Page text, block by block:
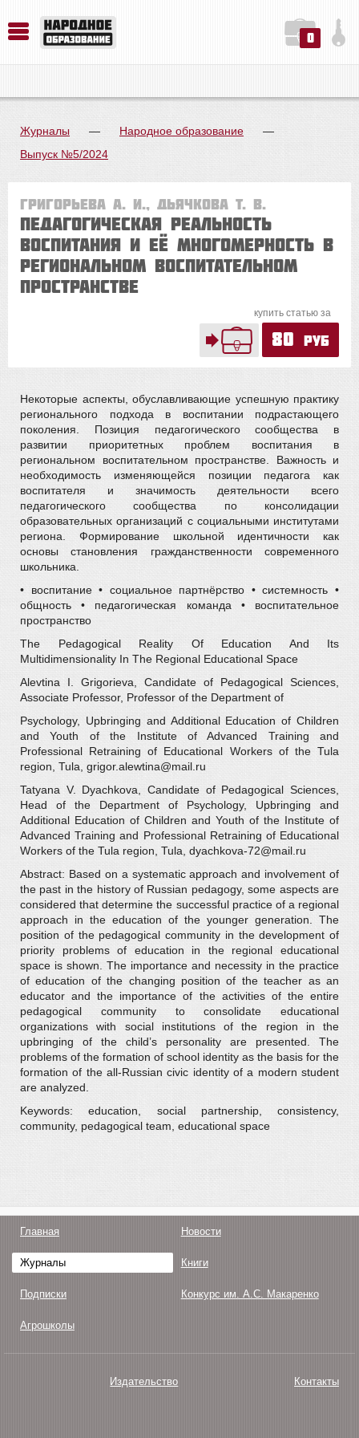
0
Журналы — Народное образование
—
Выпуск №5/2024
Григорьева А. И., Дьячкова Т. В.
Педагогическая реальность
воспитания и её многомерность в
региональном воспитательном
пространстве
купить статью за
80 руб
Некоторые аспекты, обуславливающие успешную практику
регионального подхода в воспитании подрастающего
поколения. Позиция педагогического сообщества в
развитии приоритетных проблем воспитания в
региональном воспитательном пространстве. Важность и
необходимость изменяющейся позиции педагога как
воспитателя и значимость деятельности всего
педагогического сообщества по консолидации
образовательных организаций с социальными институтами
региона. Формирование школьной идентичности как
основы становления гражданственности современного
школьника.
• воспитание • социальное партнёрство • системность •
общность • педагогическая команда • воспитательное
пространство
The Pedagogical Reality Of Education And Its
Multidimensionality In The Regional Educational Space
Alevtina I. Grigorieva, Candidate of Pedagogical Sciences,
Associate Professor, Professor of the Department of
Psychology, Upbringing and Additional Education of Children
and Youth of the Institute of Advanced Training and
Professional Retraining of Educational Workers of the Tula
region, Tula, grigor.alewtina@mail.ru
Tatyana V. Dyachkova, Candidate of Pedagogical Sciences,
Head of the Department of Psychology, Upbringing and
Additional Education of Children and Youth of the Institute of
Advanced Training and Professional Retraining of Educational
Workers of the Tula region, Tula, dyachkova-72@mail.ru
Abstract: Based on a systematic approach and involvement of
the past in the history of Russian pedagogy, some aspects are
considered that determine the successful practice of a regional
approach in the education of the younger generation. The
position of the pedagogical community in the development of
priority problems of education in the regional educational
space is shown. The importance and necessity in the practice
of education of the changing position of the teacher as an
educator and the importance of the activities of the entire
pedagogical community to consolidate educational
organizations with social institutions of the region in the
upbringing of the child’s personality are presented. The
problems of the formation of school identity as the basis for the
formation of the all-Russian civic identity of a modern student
are analyzed.
Keywords: education, social partnership, consistency,
community, pedagogical team, educational space
Главная Новости
Журналы Книги
Подписки Конкурс им. А.С. Макаренко
Агрошколы
Издательство Контакты